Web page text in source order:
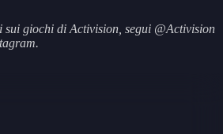
giochi di Activision, segui @Activision